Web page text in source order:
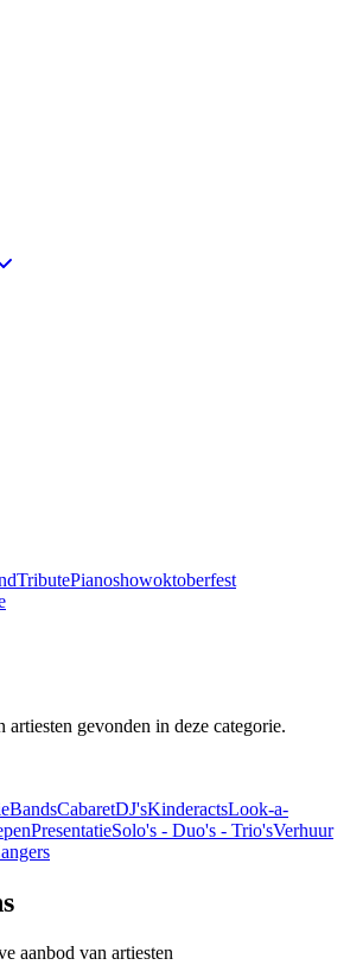
TributePianoshowoktoberfest
artiesten gevonden in deze categorie.
BandsCabaretDJ'sKinderactsLook-a-
PresentatieSolo's - Duo's - Trio'sVerhuur
aanbod van artiesten